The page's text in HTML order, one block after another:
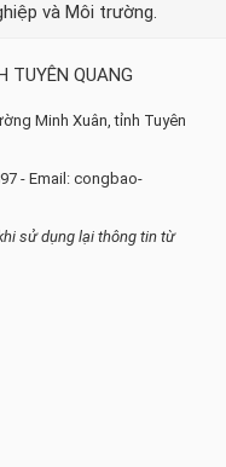
và Môi trường.
TUYÊN QUANG
Minh Xuân, tỉnh Tuyên
- Email: congbao-
sử dụng lại thông tin từ